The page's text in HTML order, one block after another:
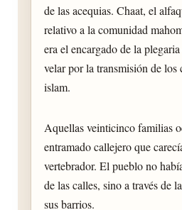
de las acequias. Chaat, el
relativo a la comunidad
era el encargado de la
velar por la transmisión de los
islam.
Aquellas veinticinco familias
entramado callejero que
vertebrador. El pueblo no
de las calles, sino a través de
sus barrios.